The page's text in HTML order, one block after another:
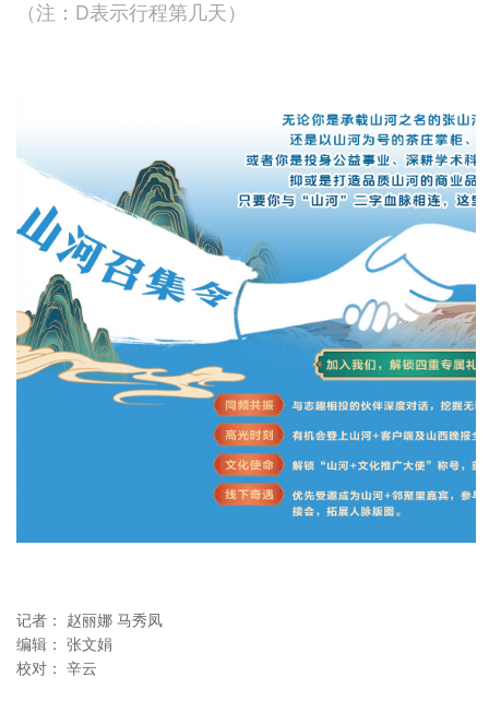
（注：D表示行程第几天）
记者： 赵丽娜 马秀凤
编辑： 张文娟